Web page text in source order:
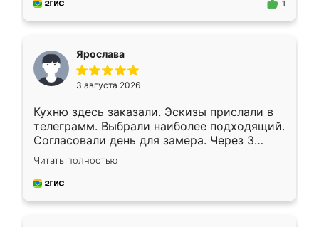
предложил по моему эскизу самый
1
Ярослава
3 августа 2026
Кухню здесь заказали. Эскизы прислали в
телеграмм. Выбрали наиболее подходящий.
Согласовали день для замера. Через 3
недели кухня была уже готова. Остались
довольны работой. Спасибо Ренессанс
мебель за качественную работу!
Читать полностью